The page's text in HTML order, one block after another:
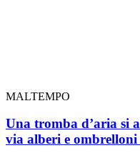
MALTEMPO
Una tromba d’aria si
via alberi e ombrelloni